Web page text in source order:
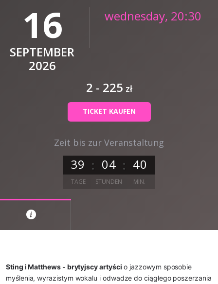
Zeit bis zur Veranstaltung
39 04 40
TAGE STUNDEN MIN.
16
SEPTEMBER
2026
wednesday, 20:30
2 - 225 zł
TICKET KAUFEN
Sting i Matthews - brytyjscy artyści o jazzowym sposobie
myślenia, wyrazistym wokalu i odwadze do ciągłego poszerzania